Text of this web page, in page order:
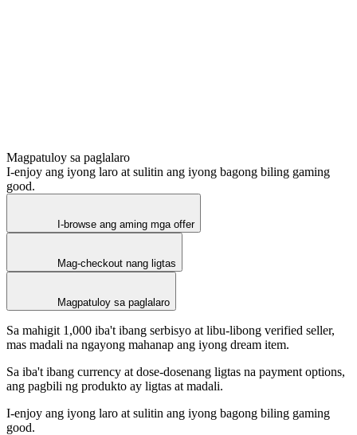
Magpatuloy sa paglalaro
I-enjoy ang iyong laro at sulitin ang iyong bagong biling gaming
good.
I-browse ang aming mga offer
Mag-checkout nang ligtas
Magpatuloy sa paglalaro
Sa mahigit 1,000 iba't ibang serbisyo at libu-libong verified seller,
mas madali na ngayong mahanap ang iyong dream item.
Sa iba't ibang currency at dose-dosenang ligtas na payment options,
ang pagbili ng produkto ay ligtas at madali.
I-enjoy ang iyong laro at sulitin ang iyong bagong biling gaming
good.